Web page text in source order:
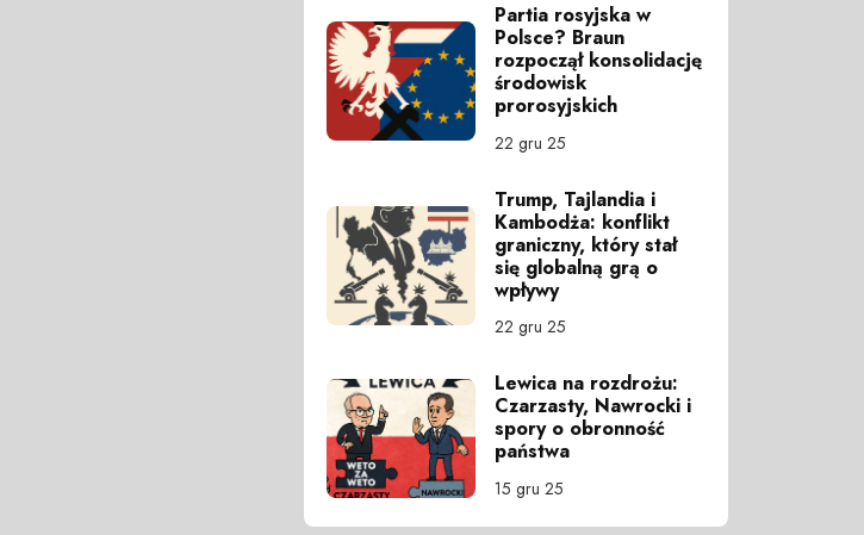
Partia rosyjska w
Polsce? Braun
rozpoczął konsolidację
środowisk
prorosyjskich
22 gru 25
Trump, Tajlandia i
Kambodża: konflikt
graniczny, który stał
się globalną grą o
wpływy
22 gru 25
Lewica na rozdrożu:
Czarzasty, Nawrocki i
spory o obronność
państwa
15 gru 25